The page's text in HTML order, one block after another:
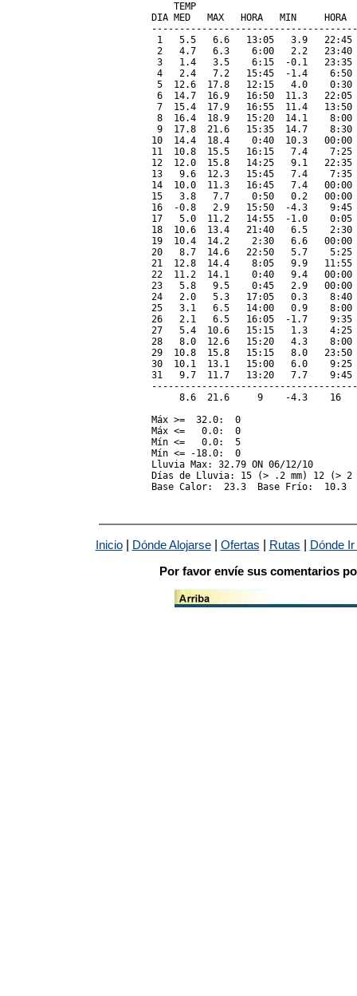
TEMP
DIA MED   MAX   HORA   MIN
1   5.5   6.6   13:05   3.9
2   4.7   6.3    6:00   2.2
3   1.4   3.5    6:15  -0.1   23:35
4   2.4   7.2   15:45  -1.4
5  12.6  17.8   12:15   4.0
6  14.7  16.9   16:50  11.3
7  15.4  17.9   16:55  11.4
8  16.4  18.9   15:20  14.1
9  17.8  21.6   15:35  14.7
10  14.4  18.4    0:40  10.3
11  10.8  15.5   16:15   7.4
12  12.0  15.8   14:25   9.1
13   9.6  12.3   15:45   7.4
14  10.0  11.3   16:45   7.4
15   3.8   7.7    0:50   0.2
16  -0.8   2.9   15:50  -4.3    9:45
17   5.0  11.2   14:55  -1.0
18  10.6  13.4   21:40   6.5
19  10.4  14.2    2:30   6.6
20   8.7  14.6   22:50   5.7
21  12.8  14.4    8:05   9.9
22  11.2  14.1    0:40   9.4
23   5.8   9.5    0:45   2.9   00:00
24   2.0   5.3   17:05   0.3
25   3.1   6.5   14:00   0.9
26   2.1   6.5   16:05  -1.7    9:35
27   5.4  10.6   15:15   1.3
28   8.0  12.6   15:20   4.3
29  10.8  15.8   15:15   8.0
30  10.1  13.1   15:00   6.0
31   9.7  11.7   13:20   7.7
8.6  21.6     9    -4.3    16
Máx >=  32.0:  0
Máx <=   0.0:  0
Mín <=   0.0:  5
Mín <= -18.0:  0
Lluvia Max: 32.79 ON 06/12/10
Días de Lluvia: 15 (> .2 mm) 12 (> 2
Inicio| Dónde Alojarse| Ofertas Rutas Dónde
Por favor envíe sus comentarios